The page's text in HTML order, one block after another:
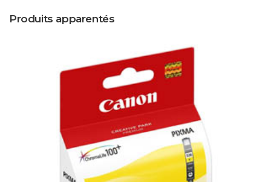
Produits apparentés